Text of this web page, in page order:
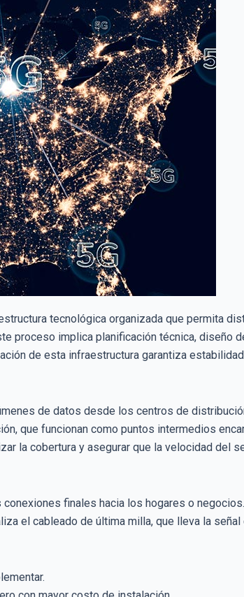
tecnológica organizada que permita
proceso implica planificación técnica, diseño
de esta infraestructura garantiza
de datos desde los centros de
que funcionan como puntos intermedios
la cobertura y asegurar que la velocidad del
finales hacia los hogares o
el cableado de última milla, que lleva la